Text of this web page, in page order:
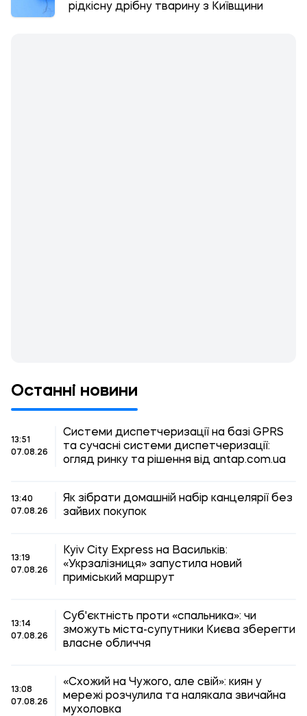
рідкісну дрібну тварину з Київщини
Останні новини
13:51
07.08.26
Системи диспетчеризації на базі GPRS
та сучасні системи диспетчеризації:
огляд ринку та рішення від antap.com.ua
13:40
07.08.26
Як зібрати домашній набір канцелярії без
зайвих покупок
13:19
07.08.26
Kyiv City Express на Васильків:
«Укрзалізниця» запустила новий
приміський маршрут
13:14
07.08.26
Суб'єктність проти «спальника»: чи
зможуть міста-супутники Києва зберегти
власне обличчя
13:08
07.08.26
«Схожий на Чужого, але свій»: киян у
мережі розчулила та налякала звичайна
мухоловка